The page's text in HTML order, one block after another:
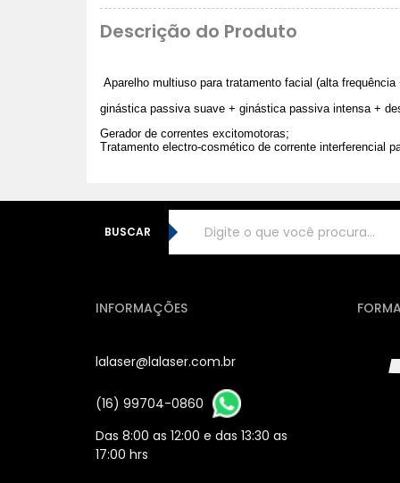
Descrição do Produto
Aparelho multiuso para tratamento facial (alta
ginástica passiva suave + ginástica passiva intensa +
Gerador de correntes excitomotoras;
Tratamento electro-cosmético de corrente interferencial
BUSCAR
INFORMAÇÕES
lalaser@lalaser.com.br
(16) 99704-0860
Das 8:00 as 12:00 e das 13:30 as
17:00 hrs